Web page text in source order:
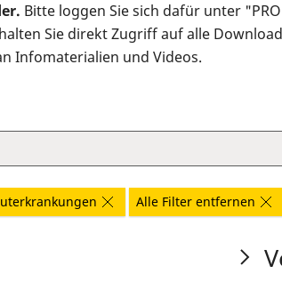
Bitte loggen Sie sich dafür unter
Sie direkt Zugriff auf alle
Infomaterialien und Videos.
Alle Filter entfernen